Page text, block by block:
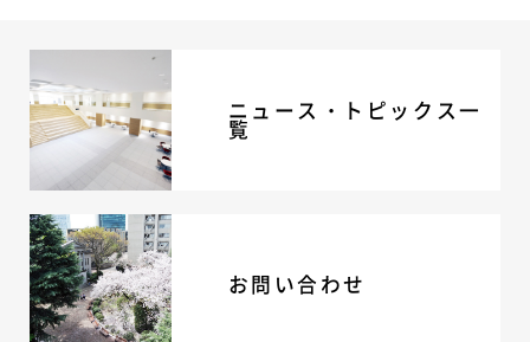
ニュース・トピックス一
覧
お問い合わせ